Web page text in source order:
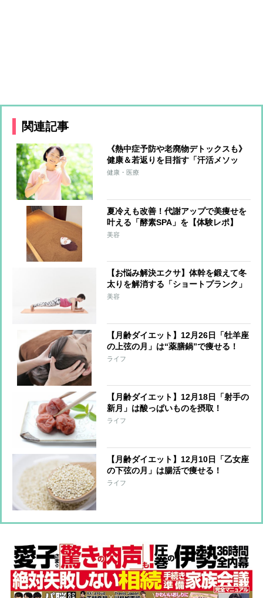
関連記事
《熱中症予防や老廃物デトックスも》
健康＆若返りを目指す「汗活メソッ
ド」のポイント「6～8時間の睡眠をし
健康・医療
夏冷えも改善！代謝アップで美痩せを
叶える「酵素SPA」を【体験レポ】
美容
【お悩み解決エクサ】体幹を鍛えて冬
太りを解消する「ショートプランク」
美容
【月齢ダイエット】12月26日「牡羊座
の上弦の月」は“薬膳鍋”で痩せる！
ライフ
【月齢ダイエット】12月18日「射手の
新月」は酸っぱいものを摂取！
ライフ
【月齢ダイエット】12月10日「乙女座
の下弦の月」は腸活で痩せる！
ライフ